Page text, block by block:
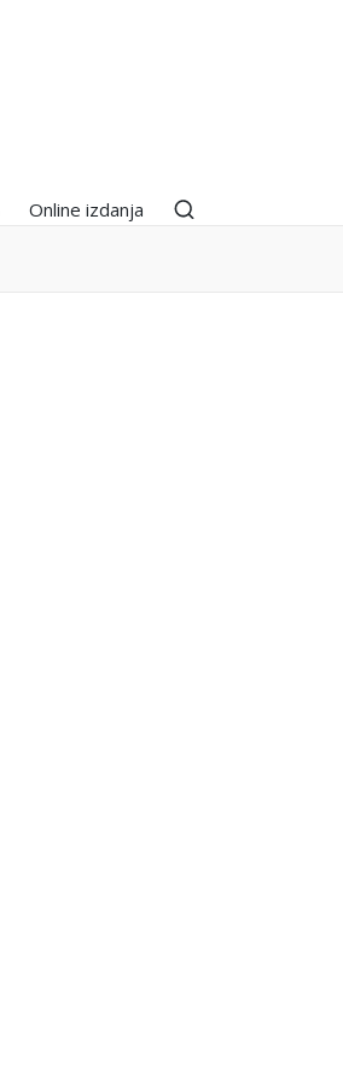
Online izdanja